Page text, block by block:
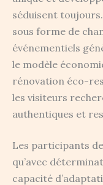
séduisent
sous forme de
événementiels
le modèle
rénovation éco-
les visiteurs
authentiques et
Les participants
qu’avec
capacité